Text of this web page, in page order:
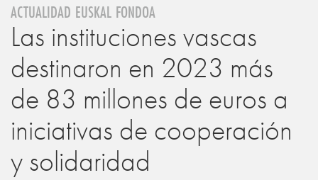
ACTUALIDAD EUSKAL FONDOA
Las instituciones vascas
destinaron en 2023 más
de 83 millones de euros a
iniciativas de cooperación
y solidaridad